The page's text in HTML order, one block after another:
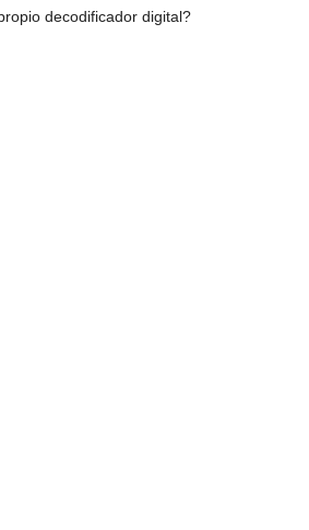
decodificador digital?